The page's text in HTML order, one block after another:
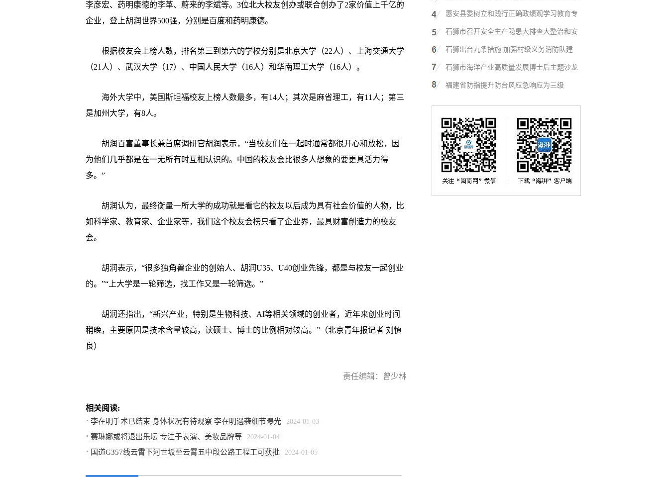
李彦宏、药明康德的李革、蔚来的李斌等。3位北大校友创办或联合创办了2家价值上千亿的
企业，登上胡润世界500强，分别是百度和药明康德。
根据校友会上榜人数，排名第三到第六的学校分别是北京大学（22人）、上海交通大学
（21人）、武汉大学（17）、中国人民大学（16人）和华南理工大学（16人）。
海外大学中，美国斯坦福校友上榜人数最多，有14人；其次是麻省理工，有11人；第三
是加州大学，有8人。
胡润百富董事长兼首席调研官胡润表示，“当校友们在一起时通常都很开心和放松，因
为他们几乎都是在一无所有时互相认识的。中国的校友会比很多人想象的要更具活力得
多。”
胡润认为，最终衡量一所大学的成功就是看它的校友以后成为具有社会价值的人物，比
如科学家、教育家、企业家等，我们这个校友会榜只看了企业界，最具财富创造力的校友
会。
胡润表示，“很多独角兽企业的创始人、胡润U35、U40创业先锋，都是与校友一起创业
的。”“上大学是一轮筛选，找工作又是一轮筛选。”
胡润还指出，“新兴产业，特别是生物科技、AI等相关领域的创业者，近年来创业时间
稍晚，主要原因是技术含量较高，读硕士、博士的比例相对较高。”（北京青年报记者 刘慎
良）
责任编辑：曾少林
相关阅读:
李在明手术已结束 身体状况有待观察 李在明遇袭细节曝光 2024-01-03
赛琳娜或将退出乐坛 专注于表演、美妆品牌等 2024-01-04
国道G357线云霄下河世坂至云霄五中段公路工程工可获批 2024-01-05
惠安县委树立和践行正确政绩观学习教育专
石狮市召开安全生产隐患大排查大整治和安
石狮出台九条措施 加强村级义务消防队建
石狮市海洋产业高质量发展博士后主题沙龙
福建省防指提升防台风应急响应为三级